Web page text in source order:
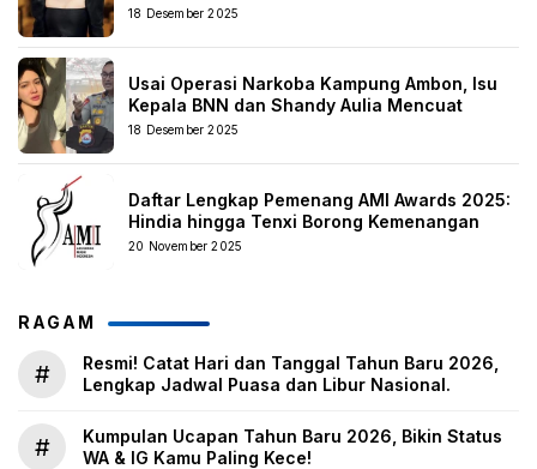
18 Desember 2025
Usai Operasi Narkoba Kampung Ambon, Isu
Kepala BNN dan Shandy Aulia Mencuat
18 Desember 2025
Daftar Lengkap Pemenang AMI Awards 2025:
Hindia hingga Tenxi Borong Kemenangan
20 November 2025
RAGAM
#
Resmi! Catat Hari dan Tanggal Tahun Baru 2026,
Lengkap Jadwal Puasa dan Libur Nasional.
#
Kumpulan Ucapan Tahun Baru 2026, Bikin Status
WA & IG Kamu Paling Kece!